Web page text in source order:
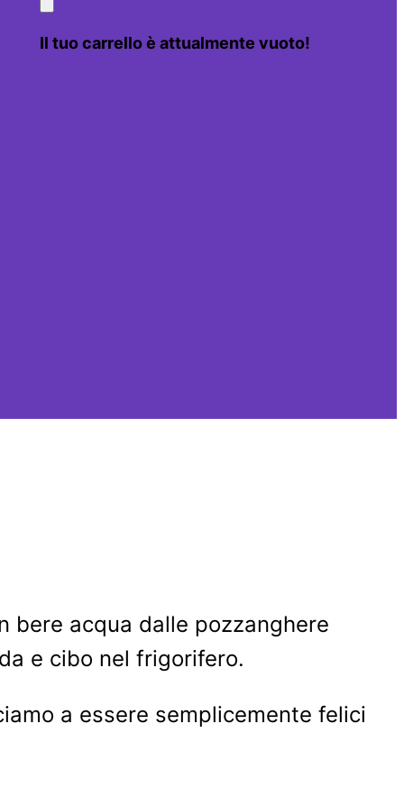
Il tuo carrello è attualmente vuoto!
bere acqua dalle pozzanghere
e cibo nel frigorifero.
a essere semplicemente felici